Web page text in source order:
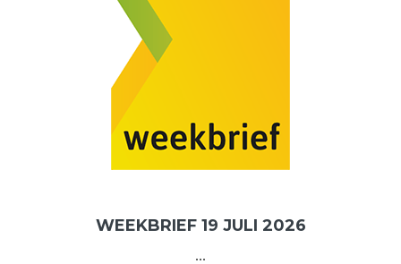
WEEKBRIEF 19 JULI 2026
...